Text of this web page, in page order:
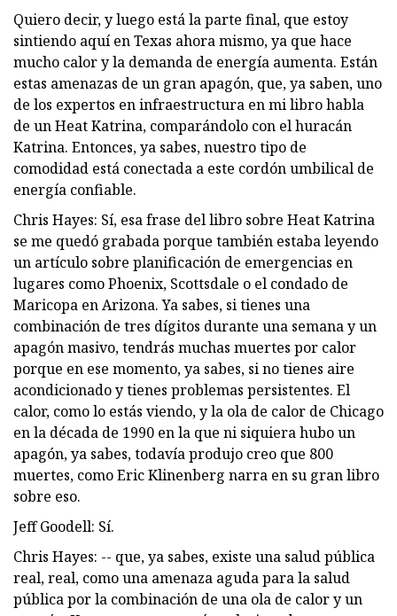
Quiero decir, y luego está la parte final, que estoy
sintiendo aquí en Texas ahora mismo, ya que hace
mucho calor y la demanda de energía aumenta. Están
estas amenazas de un gran apagón, que, ya saben, uno
de los expertos en infraestructura en mi libro habla
de un Heat Katrina, comparándolo con el huracán
Katrina. Entonces, ya sabes, nuestro tipo de
comodidad está conectada a este cordón umbilical de
energía confiable.
Chris Hayes: Sí, esa frase del libro sobre Heat Katrina
se me quedó grabada porque también estaba leyendo
un artículo sobre planificación de emergencias en
lugares como Phoenix, Scottsdale o el condado de
Maricopa en Arizona. Ya sabes, si tienes una
combinación de tres dígitos durante una semana y un
apagón masivo, tendrás muchas muertes por calor
porque en ese momento, ya sabes, si no tienes aire
acondicionado y tienes problemas persistentes. El
calor, como lo estás viendo, y la ola de calor de Chicago
en la década de 1990 en la que ni siquiera hubo un
apagón, ya sabes, todavía produjo creo que 800
muertes, como Eric Klinenberg narra en su gran libro
sobre eso.
Jeff Goodell: Sí.
Chris Hayes: -- que, ya sabes, existe una salud pública
real, real, como una amenaza aguda para la salud
pública por la combinación de una ola de calor y un